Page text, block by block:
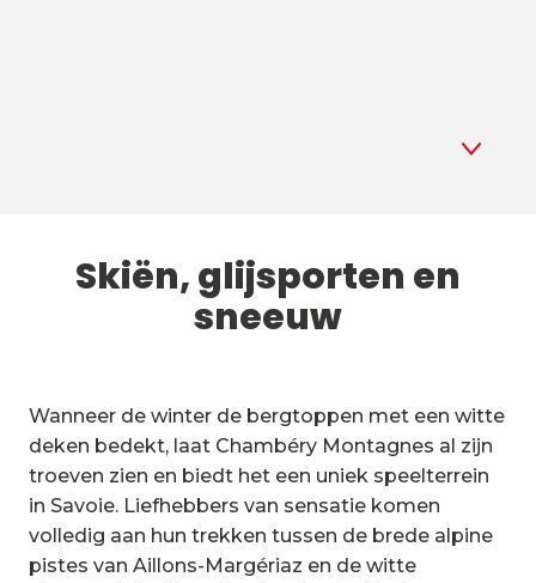
1 Skiën, glijsporten en sneeuw
Wandelpaden en wandelingen
4 Wielrennen
5 Mountainbiken in de Bauges
6
Andere activiteiten in de vrije
natuur
Skiën, glijsporten en
sneeuw
Wanneer de winter de bergtoppen met een witte
deken bedekt, laat Chambéry Montagnes al zijn
troeven zien en biedt het een uniek speelterrein
in Savoie. Liefhebbers van sensatie komen
volledig aan hun trekken tussen de brede alpine
pistes van Aillons-Margériaz en de witte